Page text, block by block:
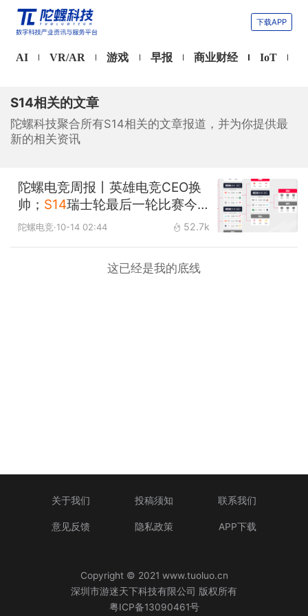
下载APP
AI VR/AR 游戏 早报 商业财经 IoT
S14相关的文章
陀螺科技聚合所有S14相关的文章报道，并为你提供最
新的相关资讯
陀螺电竞周报丨英雄电竞CEO换
帅； S14瑞士轮最后一轮比赛今
日开战
陀螺电竞·10-14 02:44 52.7k
这已经是我的底线
关于我们 投稿须知 联系我们
意见反馈 隐私政策 APP下载
Copyright © 2021 www.tuoluo.cn
深圳市游迷天下科技有限公司 版权所有
粤ICP备13090461号